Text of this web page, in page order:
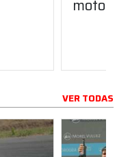
VER TODAS